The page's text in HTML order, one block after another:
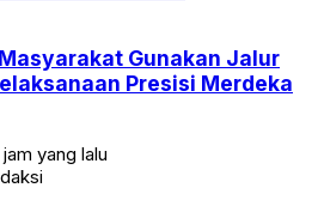
Gunakan Jalur
Presisi Merdeka
yang lalu